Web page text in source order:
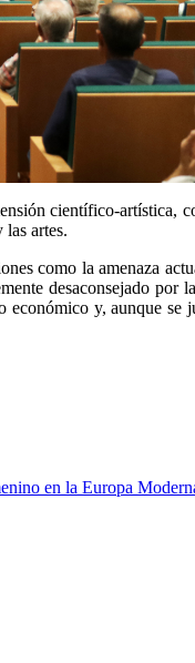
científico-artística,
artes.
como la amenaza
desaconsejado
y, aunque se
en la Europa